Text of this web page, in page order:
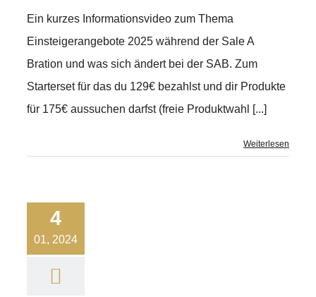
Ein kurzes Informationsvideo zum Thema
Einsteigerangebote 2025 während der Sale A
Bration und was sich ändert bei der SAB. Zum
Starterset für das du 129€ bezahlst und dir Produkte
für 175€ aussuchen darfst (freie Produktwahl [...]
Weiterlesen
4
01, 2024